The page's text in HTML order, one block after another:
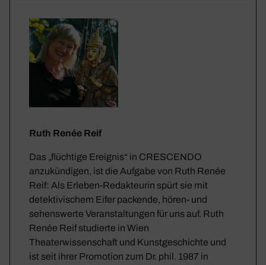
Ruth Renée Reif
Das „flüchtige Ereignis“ in CRESCENDO
anzukündigen, ist die Aufgabe von Ruth Renée
Reif: Als Erleben-Redakteurin spürt sie mit
detektivischem Eifer packende, hören- und
sehenswerte Veranstaltungen für uns auf. Ruth
Renée Reif studierte in Wien
Theaterwissenschaft und Kunstgeschichte und
ist seit ihrer Promotion zum Dr. phil. 1987 in